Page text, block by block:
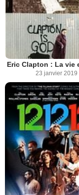
Eric Clapton : La vie
23 janvier 2019